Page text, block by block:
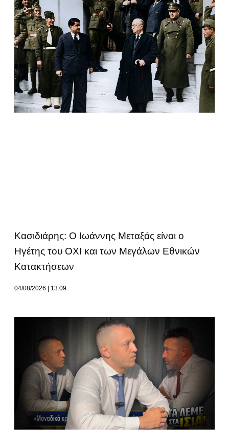
Κασιδιάρης: Ο Ιωάννης Μεταξάς είναι ο
Ηγέτης του ΟΧΙ και των Μεγάλων Εθνικών
Κατακτήσεων
04/08/2026 13:09